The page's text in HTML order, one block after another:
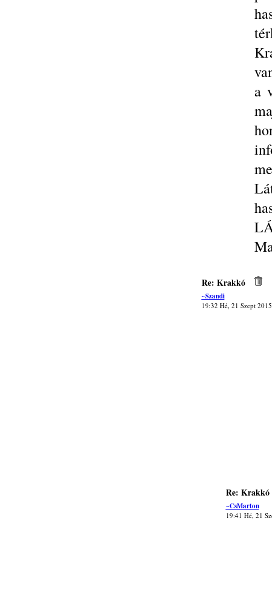
a
Re: Krakkó
~Szandi
19:32 Hé, 21 Szept 2015
Re: Krakkó
~CsMarton
19:41 Hé, 21